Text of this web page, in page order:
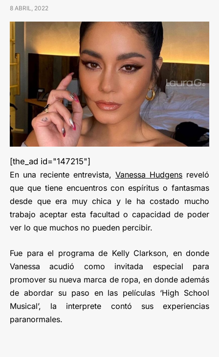
8 ABRIL, 2022
[the_ad id="147215"]
En una reciente entrevista, Vanessa Hudgens reveló
que que tiene encuentros con espíritus o fantasmas
desde que era muy chica y le ha costado mucho
trabajo aceptar esta facultad o capacidad de poder
ver lo que muchos no pueden percibir.
Fue para el programa de Kelly Clarkson, en donde
Vanessa acudió como invitada especial para
promover su nueva marca de ropa, en donde además
de abordar su paso en las películas ‘High School
Musical’, la interprete contó sus experiencias
paranormales.